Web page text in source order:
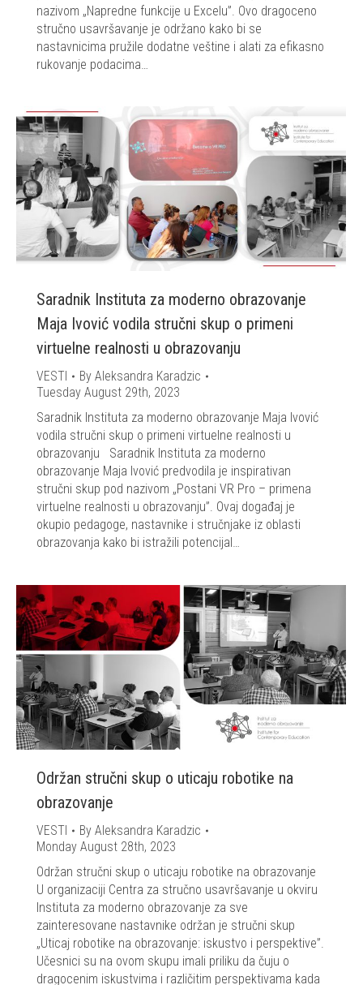
nazivom „Napredne funkcije u Excelu”. Ovo dragoceno
stručno usavršavanje je održano kako bi se
nastavnicima pružile dodatne veštine i alati za efikasno
rukovanje podacima…
Saradnik Instituta za moderno obrazovanje
Maja Ivović vodila stručni skup o primeni
virtuelne realnosti u obrazovanju
VESTI By Aleksandra Karadzic
Tuesday August 29th, 2023
Saradnik Instituta za moderno obrazovanje Maja Ivović
vodila stručni skup o primeni virtuelne realnosti u
obrazovanju Saradnik Instituta za moderno
obrazovanje Maja Ivović predvodila je inspirativan
stručni skup pod nazivom „Postani VR Pro – primena
virtuelne realnosti u obrazovanju”. Ovaj događaj je
okupio pedagoge, nastavnike i stručnjake iz oblasti
obrazovanja kako bi istražili potencijal…
Održan stručni skup o uticaju robotike na
obrazovanje
VESTI By Aleksandra Karadzic
Monday August 28th, 2023
Održan stručni skup o uticaju robotike na obrazovanje
U organizaciji Centra za stručno usavršavanje u okviru
Instituta za moderno obrazovanje za sve
zainteresovane nastavnike održan je stručni skup
„Uticaj robotike na obrazovanje: iskustvo i perspektive”.
Učesnici su na ovom skupu imali priliku da čuju o
dragocenim iskustvima i različitim perspektivama kada